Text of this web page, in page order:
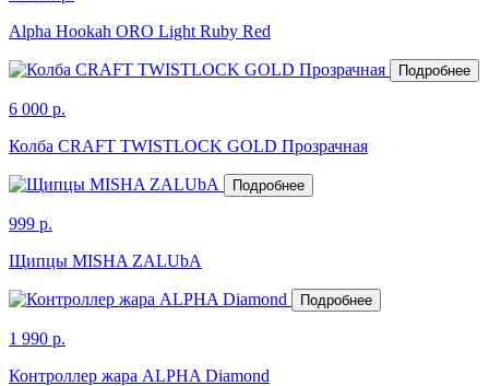
Alpha Hookah ORO Light Ruby Red
Подробнее
6 000 р.
Колба CRAFT TWISTLOCK GOLD Прозрачная
Подробнее
999 р.
Щипцы MISHA ZALUbA
Подробнее
1 990 р.
Контроллер жара ALPHA Diamond